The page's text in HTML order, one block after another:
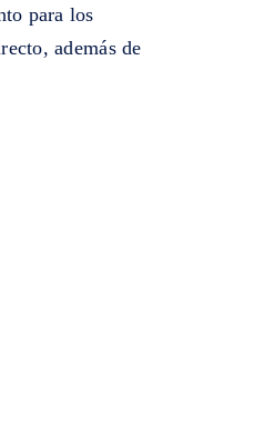
para los
además de